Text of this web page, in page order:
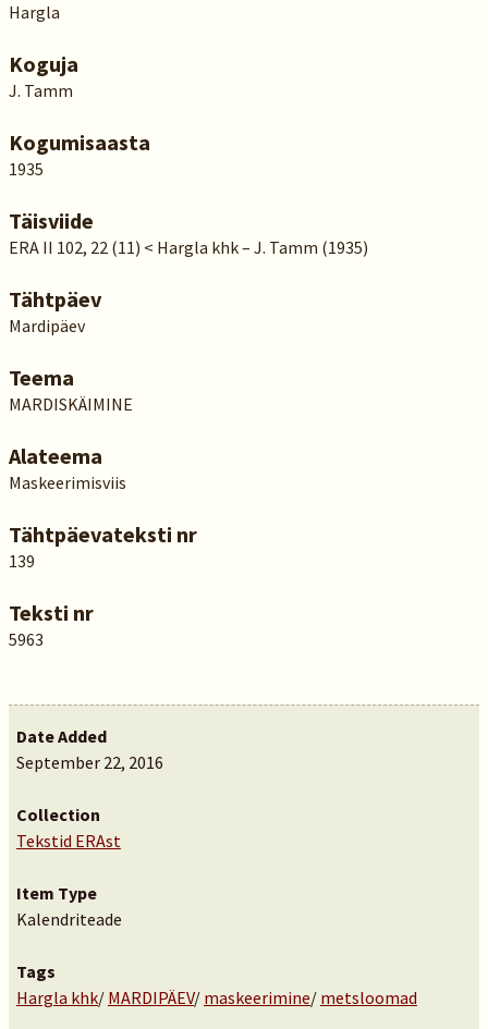
Hargla
Koguja
J. Tamm
Kogumisaasta
1935
Täisviide
ERA II 102, 22 (11) < Hargla khk – J. Tamm (1935)
Tähtpäev
Mardipäev
Teema
MARDISKÄIMINE
Alateema
Maskeerimisviis
Tähtpäevateksti nr
139
Teksti nr
5963
Date Added
September 22, 2016
Collection
Tekstid ERAst
Item Type
Kalendriteade
Tags
Hargla khk/ MARDIPÄEV/ maskeerimine/ metsloomad